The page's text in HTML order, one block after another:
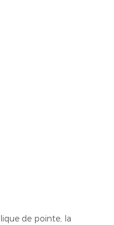
de pointe, la